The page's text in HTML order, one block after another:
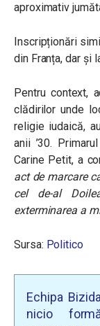
aproximativ
Inscripționări
din Franța, dar și
Pentru context,
clădirilor unde
religie iudaică,
anii ’30.
Carine Petit, a
act de marcare
cel de-al
exterminarea a
Sursa: Politico
Echipa
nicio